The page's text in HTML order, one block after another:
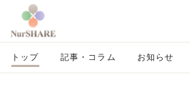
トップ 記事・コラム お知らせ